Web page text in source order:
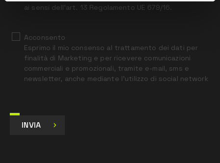
ai sensi dell’art. 13 Regolamento UE 679/16.
Acconsento
Esprimo il mio consenso al trattamento dei dati per
finalità di Marketing e per ricevere comunicazioni
commerciali e promozionali, tramite e-mail, sms e
newsletter, anche mediante l’utilizzo di social network
INVIA